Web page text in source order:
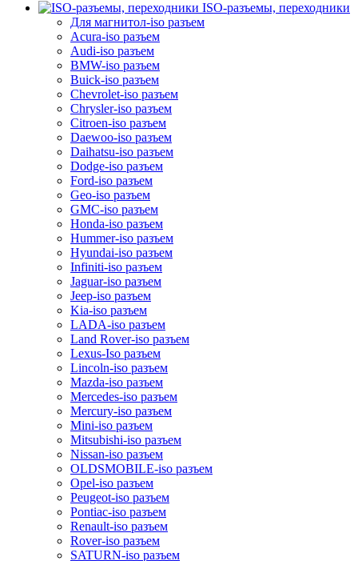
ISO-разъемы, переходники
Для магнитол-iso разъем
Acura-iso разъем
Audi-iso разъем
BMW-iso разъем
Buick-iso разъем
Chevrolet-iso разъем
Chrysler-iso разъем
Citroen-iso разъем
Daewoo-iso разъем
Daihatsu-iso разъем
Dodge-iso разъем
Ford-iso разъем
Geo-iso разъем
GMC-iso разъем
Honda-iso разъем
Hummer-iso разъем
Hyundai-iso разъем
Infiniti-iso разъем
Jaguar-iso разъем
Jeep-iso разъем
Kia-iso разъем
LADA-iso разъем
Land Rover-iso разъем
Lexus-Iso разъем
Lincoln-iso разъем
Mazda-iso разъем
Mercedes-iso разъем
Mercury-iso разъем
Mini-iso разъем
Mitsubishi-iso разъем
Nissan-iso разъем
OLDSMOBILE-iso разъем
Opel-iso разъем
Peugeot-iso разъем
Pontiac-iso разъем
Renault-iso разъем
Rover-iso разъем
SATURN-iso разъем